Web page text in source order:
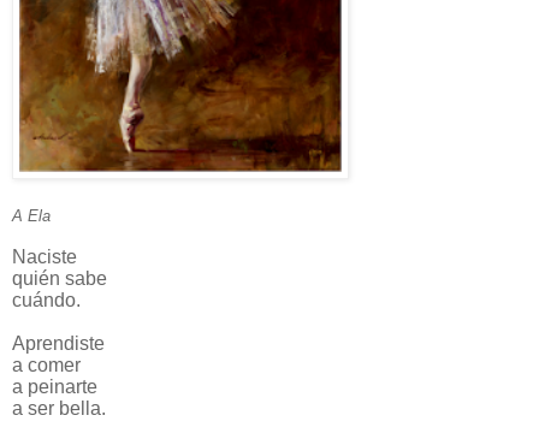
A Ela
Naciste
quién sabe
cuándo.
Aprendiste
a comer
a peinarte
a ser bella.